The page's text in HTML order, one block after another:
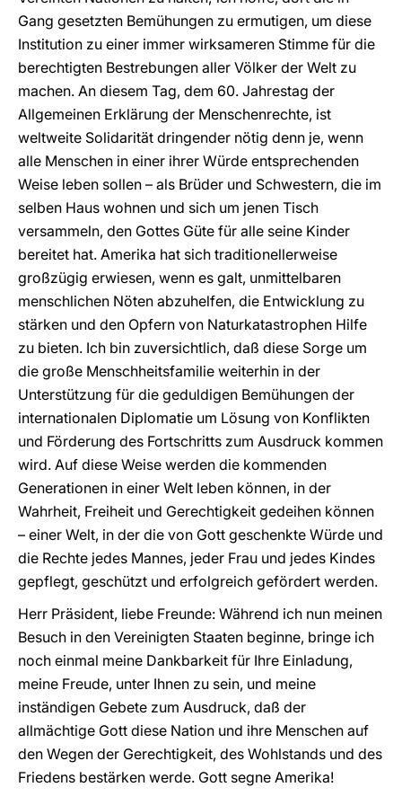
Gang gesetzten Bemühungen zu ermutigen, um diese
Institution zu einer immer wirksameren Stimme für die
berechtigten Bestrebungen aller Völker der Welt zu
machen. An diesem Tag, dem 60. Jahrestag der
Allgemeinen Erklärung der Menschenrechte, ist
weltweite Solidarität dringender nötig denn je, wenn
alle Menschen in einer ihrer Würde entsprechenden
Weise leben sollen – als Brüder und Schwestern, die im
selben Haus wohnen und sich um jenen Tisch
versammeln, den Gottes Güte für alle seine Kinder
bereitet hat. Amerika hat sich traditionellerweise
großzügig erwiesen, wenn es galt, unmittelbaren
menschlichen Nöten abzuhelfen, die Entwicklung zu
stärken und den Opfern von Naturkatastrophen Hilfe
zu bieten. Ich bin zuversichtlich, daß diese Sorge um
die große Menschheitsfamilie weiterhin in der
Unterstützung für die geduldigen Bemühungen der
internationalen Diplomatie um Lösung von Konflikten
und Förderung des Fortschritts zum Ausdruck kommen
wird. Auf diese Weise werden die kommenden
Generationen in einer Welt leben können, in der
Wahrheit, Freiheit und Gerechtigkeit gedeihen können
– einer Welt, in der die von Gott geschenkte Würde und
die Rechte jedes Mannes, jeder Frau und jedes Kindes
gepflegt, geschützt und erfolgreich gefördert werden.
Herr Präsident, liebe Freunde: Während ich nun meinen
Besuch in den Vereinigten Staaten beginne, bringe ich
noch einmal meine Dankbarkeit für Ihre Einladung,
meine Freude, unter Ihnen zu sein, und meine
inständigen Gebete zum Ausdruck, daß der
allmächtige Gott diese Nation und ihre Menschen auf
den Wegen der Gerechtigkeit, des Wohlstands und des
Friedens bestärken werde. Gott segne Amerika!